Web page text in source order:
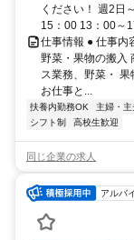
ください！ 週2日
15：00 13：00～
仕事情報 ● 仕事内
野菜・果物の搬入
ス業務、野菜・
お仕事と...
扶養内勤務OK 主婦・主
シフト制
高校生歓迎
同じ企業の求人
アルバ